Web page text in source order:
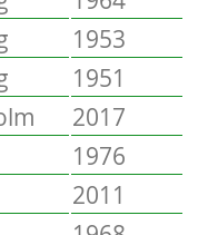
1953
1951
2017
1976
2011